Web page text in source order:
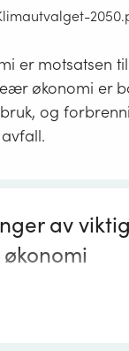
er motsatsen
økonomi er
og
av
produkter eller